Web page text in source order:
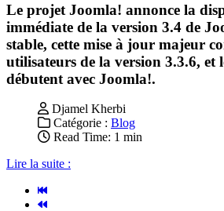
Le projet Joomla! annonce la
immédiate de la version 3.4 de
stable, cette mise à jour majeur
utilisateurs de la version 3.3.6, et
débutent avec Joomla!.
Djamel Kherbi
Catégorie : Blog
Read Time: 1 min
Lire la suite :